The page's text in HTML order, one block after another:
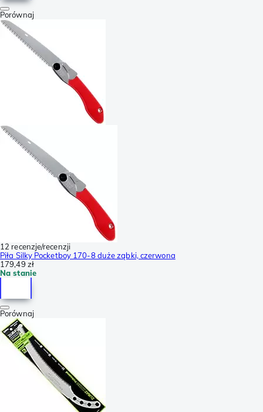
Porównaj
12 recenzje/recenzji
Piła Silky Pocketboy 170-8 duże ząbki, czerwona
179,49 zł
Na stanie
Porównaj